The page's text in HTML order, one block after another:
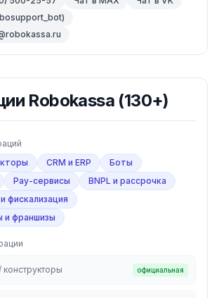
Robokassa (130+)
CRM и ERP
Боты
Pay-сервисы
BNPL и рассрочка
фискализация
и франшизы
конструкторы официальная